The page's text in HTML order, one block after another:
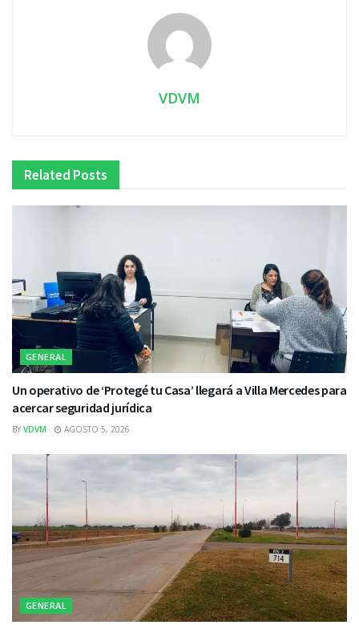
VDVM
Related Posts
GENERAL
Un operativo de ‘Protegé tu Casa’ llegará a Villa Mercedes para
acercar seguridad jurídica
BY VDVM AGOSTO 5, 2026
GENERAL